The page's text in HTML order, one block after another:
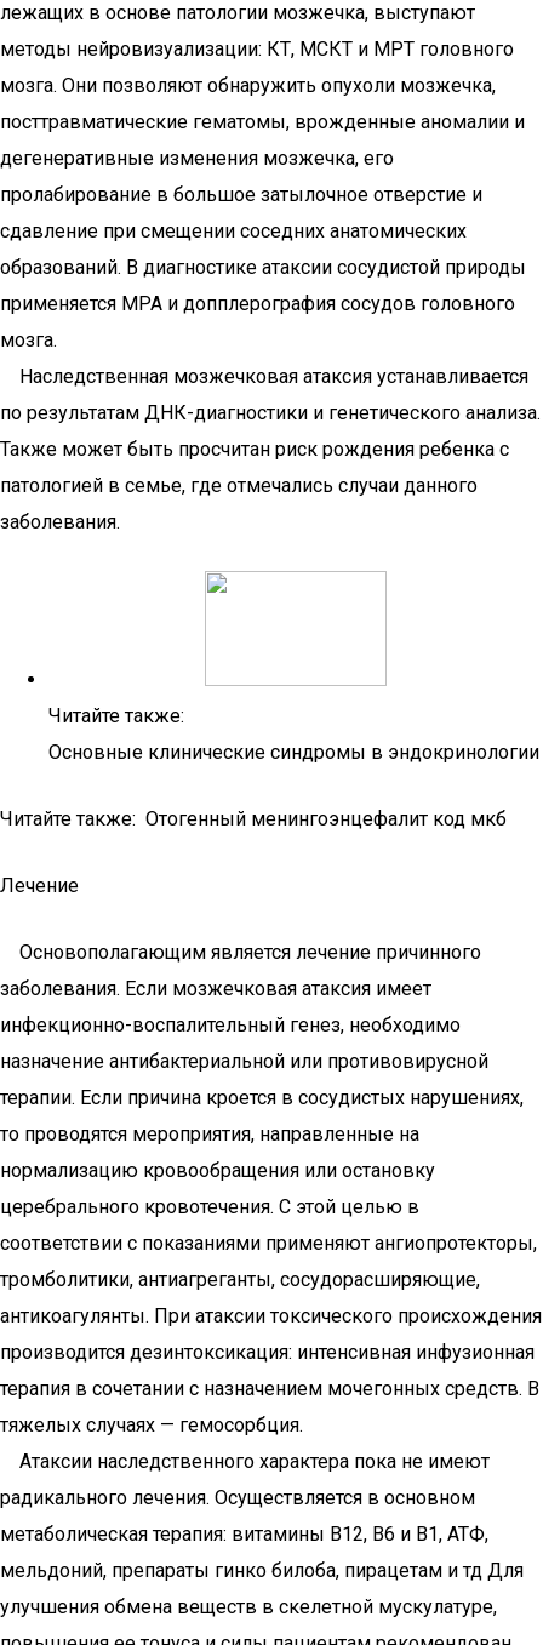
лежащих в основе патологии мозжечка, выступают
методы нейровизуализации: КТ, МСКТ и МРТ головного
мозга. Они позволяют обнаружить опухоли мозжечка,
посттравматические гематомы, врожденные аномалии и
дегенеративные изменения мозжечка, его
пролабирование в большое затылочное отверстие и
сдавление при смещении соседних анатомических
образований. В диагностике атаксии сосудистой природы
применяется МРА и допплерография сосудов головного
мозга.
Наследственная мозжечковая атаксия устанавливается
по результатам ДНК-диагностики и генетического анализа.
Также может быть просчитан риск рождения ребенка с
патологией в семье, где отмечались случаи данного
заболевания.
Читайте также:
Основные клинические синдромы в эндокринологии
Читайте также: Отогенный менингоэнцефалит код мкб
Лечение
Основополагающим является лечение причинного
заболевания. Если мозжечковая атаксия имеет
инфекционно-воспалительный генез, необходимо
назначение антибактериальной или противовирусной
терапии. Если причина кроется в сосудистых нарушениях,
то проводятся мероприятия, направленные на
нормализацию кровообращения или остановку
церебрального кровотечения. С этой целью в
соответствии с показаниями применяют ангиопротекторы,
тромболитики, антиагреганты, сосудорасширяющие,
антикоагулянты. При атаксии токсического происхождения
производится дезинтоксикация: интенсивная инфузионная
терапия в сочетании с назначением мочегонных средств. В
тяжелых случаях — гемосорбция.
Атаксии наследственного характера пока не имеют
радикального лечения. Осуществляется в основном
метаболическая терапия: витамины В12, В6 и В1, АТФ,
мельдоний, препараты гинко билоба, пирацетам и тд Для
улучшения обмена веществ в скелетной мускулатуре,